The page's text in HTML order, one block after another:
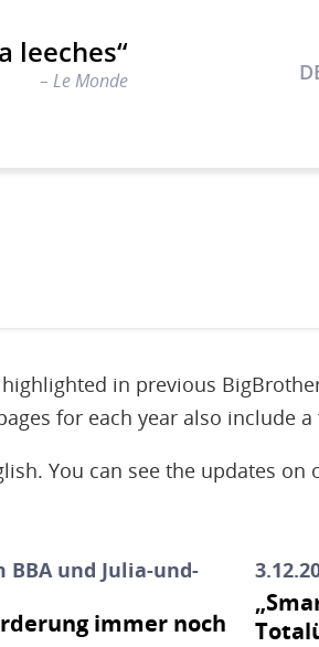
leeches“
Le Monde
in previous
for each year also include
You can see the updates
BBA und Julia-und-
immer noch